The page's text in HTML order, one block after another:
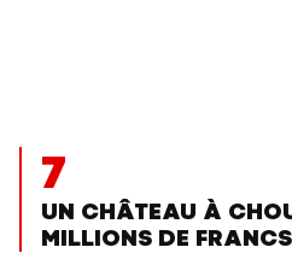
7
UN CHÂTEAU À
MILLIONS DE FRANCS